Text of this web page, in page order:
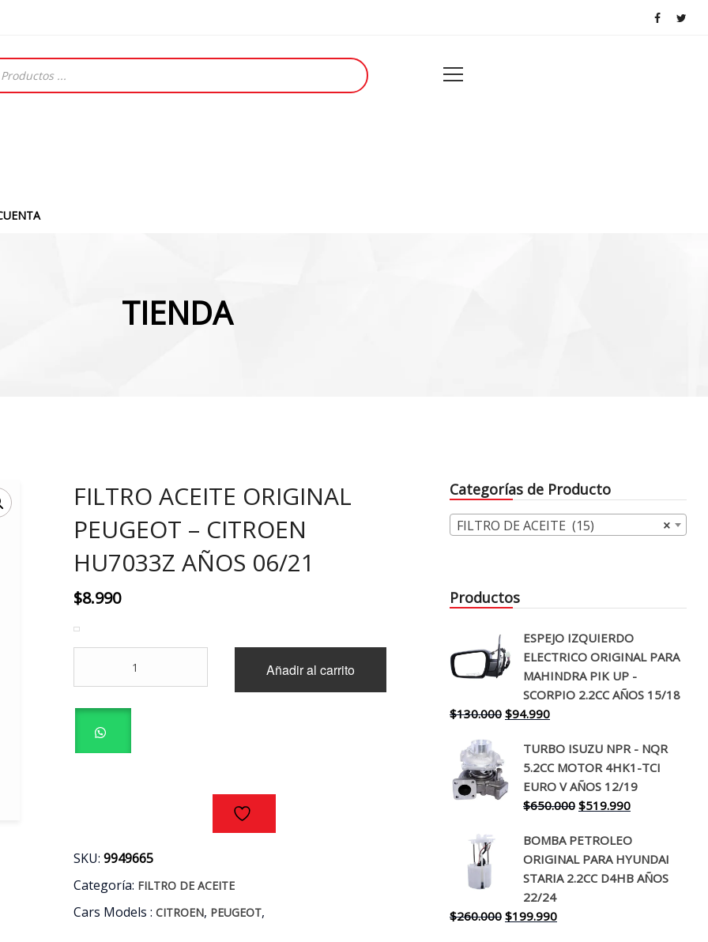
TIENDA
FILTRO ACEITE ORIGINAL
PEUGEOT – CITROEN
HU7033Z AÑOS 06/21
$8.990
ORIGINAL
PEUGEOT
CITROEN
HU7033Z
Añadir al carrito
SKU:9949665
Categoría: FILTRO DE ACEITE
Cars Models :CITROEN, PEUGEOT,
Categorías de Producto
×
FILTRO DE ACEITE (15)
Productos
ESPEJO IZQUIERDO
ELECTRICO ORIGINAL PARA
MAHINDRA PIK UP -
SCORPIO 2.2CC AÑOS 15/18
$130.000 El
original
era:
$130.000.
$94.990El
actual
es:
$94.990.
TURBO ISUZU NPR - NQR
5.2CC MOTOR 4HK1-TCI
EURO V AÑOS 12/19
$650.000 El
original
era:
$650.000.
$519.990El
actual
es:
$519.990.
BOMBA PETROLEO
ORIGINAL PARA HYUNDAI
STARIA 2.2CC D4HB AÑOS
22/24
$260.000 El
$199.990El